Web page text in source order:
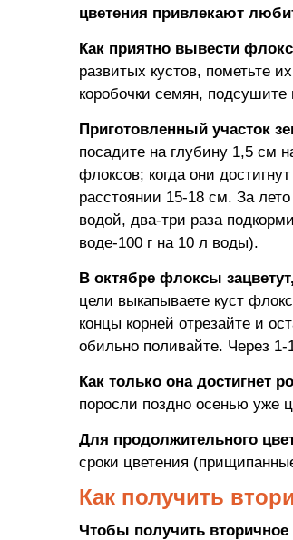
цветения привлекают
Как приятно вывести
развитых кустов, пометьте
коробочки семян,
Приготовленный участок
посадите на глубину 1,5 см
флоксов; когда они
расстоянии 15-18 см. За
водой, два-три раза
воде-100 г на 10 л воды).
В октябре флоксы
цели выкапываете куст
концы корней отрезайте и
обильно поливайте. Через
Как только она достигнет
поросли поздно осенью уже
Для продолжительного
сроки цветения
Как получить
Чтобы получить вторичное